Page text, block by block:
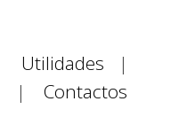
Utilidades
|
| Contactos